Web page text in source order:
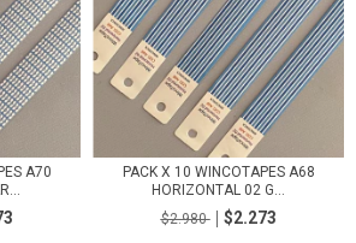
A70
PACK X 10 WINCOTAPES A68
HORIZONTAL 02 G...
$2.980
$2.273